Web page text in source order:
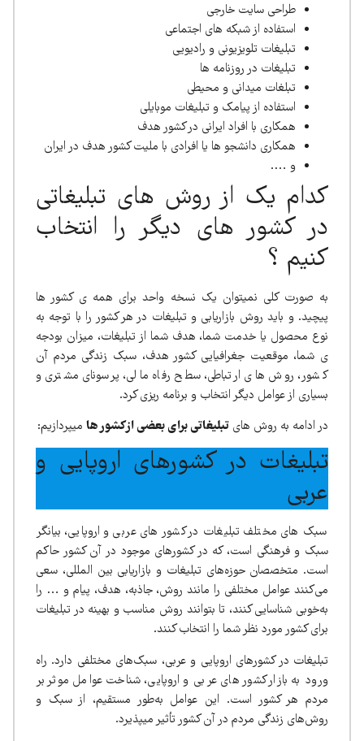
طراحی سایت خارجی
استفاده از شبکه های اجتماعی
تبلیغات تلویزیونی و رادیویی
تبلیغات در روزنامه ها
تبلغات میدانی و محیطی
استفاده از پیامک و تبلیغات موبایلی
همکاری با افراد ایرانی در کشور هدف
همکاری دانشجو ها یا افرادی با ملیت کشور هدف در ایران
و ….
کدام یک از روش های تبلیغاتی
در کشور های دیگر را انتخاب
کنیم ؟
به صورت کلی نمیتوان یک نسخه واحد برای همه ی کشور ها
پیچید. و باید روش بازاریابی و تبلیغات در هر کشور را با توجه به
نوع محصول یا خدمت شما، هدف شما از تبلیغات، میزان بودجه
ی شما، موقعیت جغرافیایی کشور هدف، سبک زندگی مردم آن
کشور، روش های ارتباطی، سطح رفاه مالی، پرسونای مشتری و
بسیاری از عوامل دیگر انتخاب و برنامه ریزی کرد.
در ادامه به روش های تبلیغاتی برای بعضی از کشور ها میپردازیم:
تبلیغات در کشورهای اروپایی و
عربی
سبک های مختلف تبلیغات در کشور های عربی و اروپایی، بیانگر
سبک و فرهنگی است، که در کشورهای موجود در آن کشور حاکم
است. متخصصان حوزه‌های تبلیغات و بازاریابی بین المللی، سعی
می‌کنند عوامل مختلفی را مانند روش، جاذبه، هدف، پیام و … را
به‌خوبی شناسایی کنند، تا بتوانند روش مناسب و بهینه در تبلیغات
برای کشور مورد نظر شما را انتخاب کنند.
تبلیغات در کشورهای اروپایی و عربی، سبک‌های مختلفی دارد. راه
ورود به بازار کشور های عربی و اروپایی، شناخت عوامل موثر بر
مردم هر کشور است. این عوامل به‌طور مستقیم، از سبک و
روش‌های زندگی مردم در آن کشور تأثیر میپذیرد.